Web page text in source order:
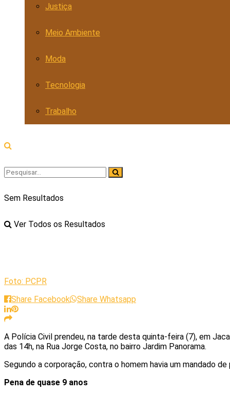
Justiça
Meio Ambiente
Moda
Tecnologia
Trabalho
Sem Resultados
Ver Todos os Resultados
Foto: PCPR
Share Facebook
Share Whatsapp
A Polícia Civil prendeu, na tarde desta quinta-feira (7), em
das 14h, na Rua Jorge Costa, no bairro Jardim Panorama.
Segundo a corporação, contra o homem havia um mandado de
Pena de quase 9 anos